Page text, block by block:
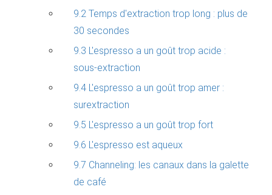
9.2 Temps d'extraction trop long : plus de
30 secondes
9.3 L'espresso a un goût trop acide :
sous-extraction
9.4 L'espresso a un goût trop amer :
surextraction
9.5 L'espresso a un goût trop fort
9.6 L'espresso est aqueux
9.7 Channeling: les canaux dans la galette
de café